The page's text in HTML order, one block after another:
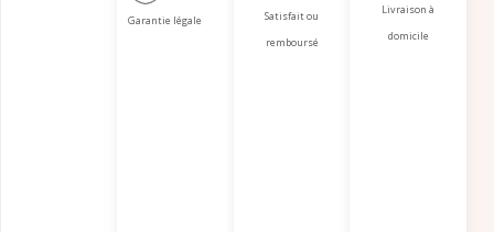
Garantie légale
Satisfait ou
remboursé
Livraison à
domicile